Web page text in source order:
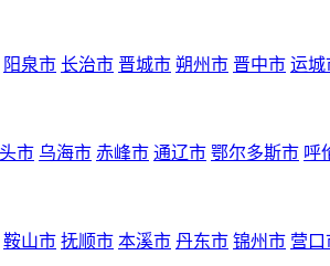
阳泉市 长治市 晋城市 朔州市 晋中市 运城
市 乌海市 赤峰市 通辽市 鄂尔多斯市 呼
鞍山市 抚顺市 本溪市 丹东市 锦州市 营口